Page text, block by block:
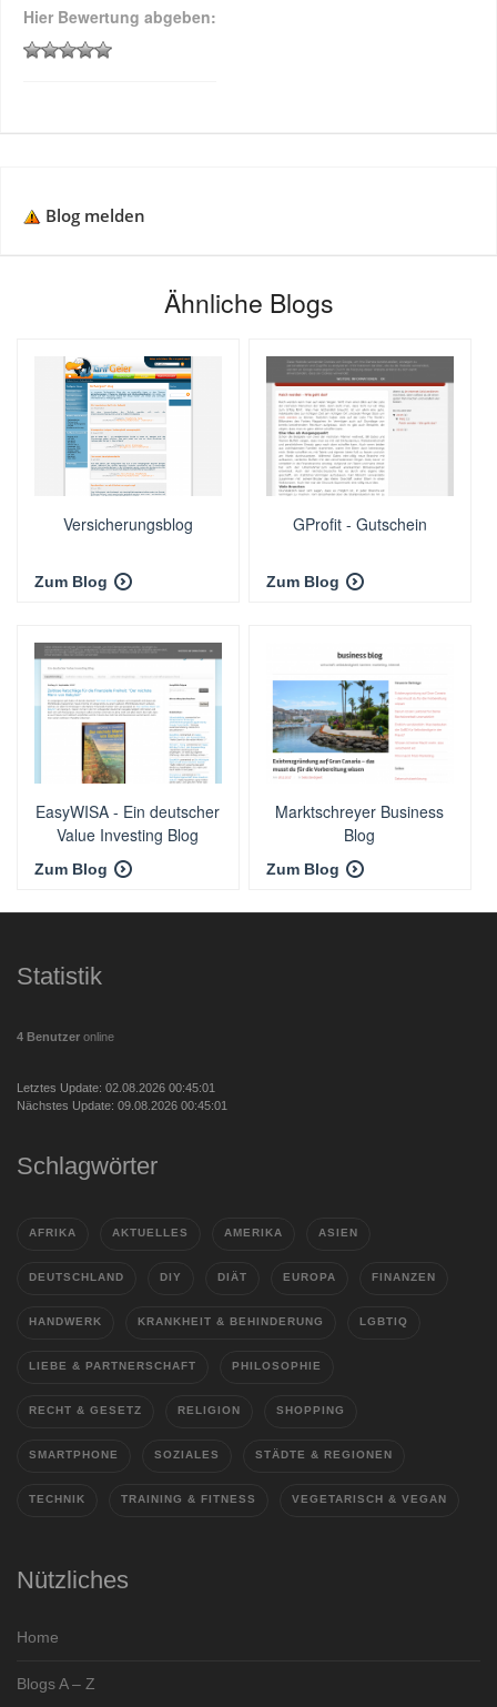
Hier Bewertung abgeben:
Blog melden
Ähnliche Blogs
Versicherungsblog
Zum Blog
GProfit - Gutschein
Zum Blog
EasyWISA - Ein deutscher
Value Investing Blog
Zum Blog
Marktschreyer Business
Blog
Zum Blog
Statistik
4 Benutzer online
Letztes Update: 02.08.2026 00:45:01
Nächstes Update: 09.08.2026 00:45:01
Schlagwörter
AFRIKA AKTUELLES AMERIKA ASIEN
DEUTSCHLAND DIY DIÄT EUROPA FINANZEN
HANDWERK KRANKHEIT & BEHINDERUNG LGBTIQ
LIEBE & PARTNERSCHAFT PHILOSOPHIE
RECHT & GESETZ RELIGION SHOPPING
SMARTPHONE SOZIALES STÄDTE & REGIONEN
TECHNIK TRAINING & FITNESS VEGETARISCH & VEGAN
Nützliches
Home
Blogs A – Z